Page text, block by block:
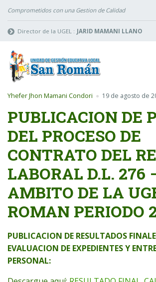
Comprometidos con una Gestion de Calidad
Director de la UGEL : JARID MAMANI LLANO
Yhefer Jhon Mamani Condori 19 de agosto de
PUBLICACION DE
DEL PROCESO DE
CONTRATO DEL
LABORAL D.L. 276
AMBITO DE LA
ROMAN PERIODO
PUBLICACION DE RESULTADOS
EVALUACION DE EXPEDIENTES Y
PERSONAL: